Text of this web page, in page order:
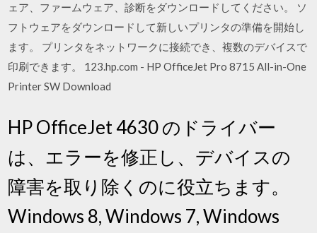
ェア、ファームウェア、診断をダウンロードしてください。 ソ
フトウェアをダウンロードして新しいプリンタの準備を開始し
ます。 プリンタをネットワークに接続でき、複数のデバイスで
印刷できます。 123.hp.com - HP OfficeJet Pro 8715 All-in-One
Printer SW Download
HP OfficeJet 4630 のドライバー
は、エラーを修正し、デバイスの
障害を取り除くのに役立ちます。
Windows 8, Windows 7, Windows